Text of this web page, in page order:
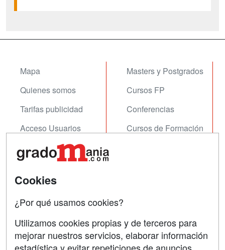
Mapa
Quienes somos
Tarifas publicidad
Acceso Usuarios
Acceso Centros
Masters y Postgrados
Cursos FP
Conferencias
Cursos de Formación
Contactar
Copyleft
Cookies
¿Por qué usamos cookies?
Utilizamos cookies propias y de terceros para
mejorar nuestros servicios, elaborar información